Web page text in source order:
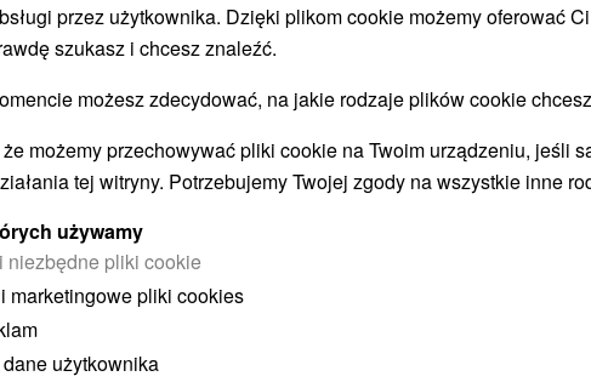
BYĆ TAKŻE
zł
osoba
przez użytkownika. Dzięki plikom cookie możemy oferować
szukasz i chcesz znaleźć.
możesz zdecydować, na jakie rodzaje plików cookie
możemy przechowywać pliki cookie na Twoim urządzeniu, jeśli
tej witryny. Potrzebujemy Twojej zgody na wszystkie inne
używamy
niezbędne pliki cookie
marketingowe pliki cookies
użytkownika